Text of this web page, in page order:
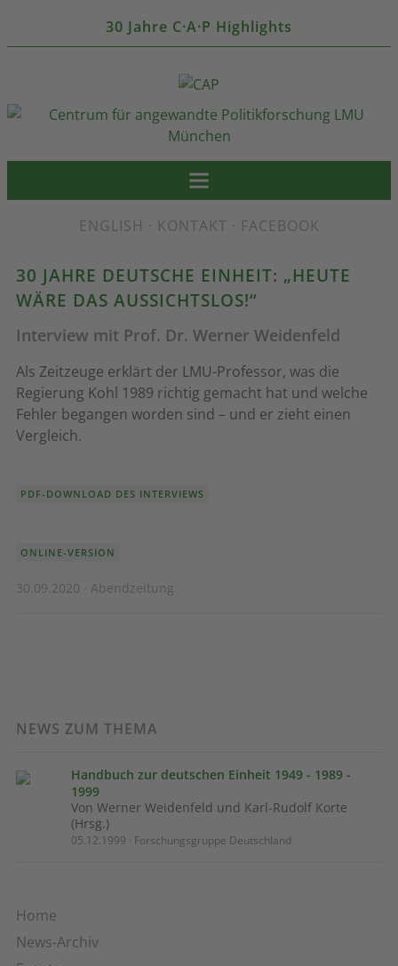
30 Jahre C·A·P Highlights
ENGLISH · KONTAKT · FACEBOOK
Home
News-Archiv
30 JAHRE DEUTSCHE EINHEIT: „HEUTE
WÄRE DAS AUSSICHTSLOS!“
Interview mit Prof. Dr. Werner Weidenfeld
Als Zeitzeuge erklärt der LMU-Professor, was die
Regierung Kohl 1989 richtig gemacht hat und welche
Fehler begangen worden sind – und er zieht einen
Vergleich.
PDF-DOWNLOAD DES INTERVIEWS
ONLINE-VERSION
30.09.2020 · Abendzeitung
NEWS ZUM THEMA
Handbuch zur deutschen Einheit 1949 - 1989 -
1999
Von Werner Weidenfeld und Karl-Rudolf Korte
(Hrsg.)
05.12.1999 · Forschungsgruppe Deutschland